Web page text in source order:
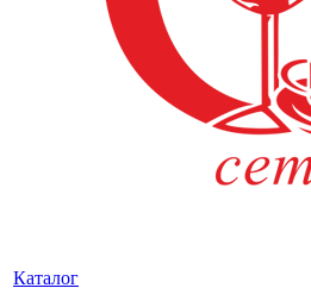
Каталог